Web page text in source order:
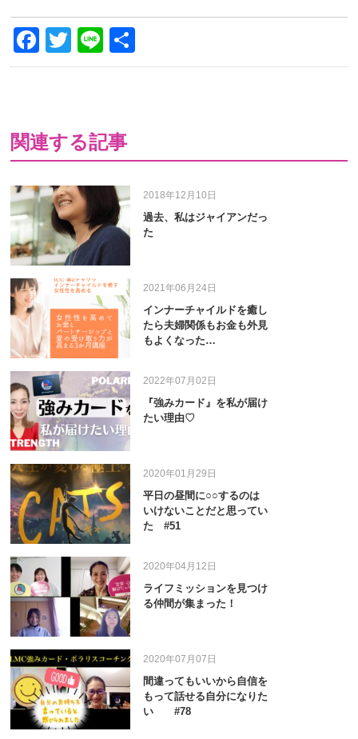
Facebook
Twitter
Line
有
関連する記事
2018年12月10日
過去、私はジャイアンだっ
た
2021年06月24日
インナーチャイルドを癒し
たら夫婦関係もお金も外見
もよくなった…
2022年07月02日
『強みカード』を私が届け
たい理由♡
2020年01月29日
平日の昼間に○○するのは
いけないことだと思ってい
た #51
2020年04月12日
ライフミッションを見つけ
る仲間が集まった！
2020年07月07日
間違ってもいいから自信を
もって話せる自分になりた
い #78